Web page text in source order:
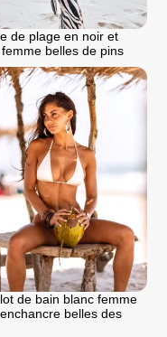
de plage en noir et
belles de pins
de bain blanc femme
belles des